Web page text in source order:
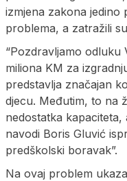
izmjena zakona jedino
problema, a zatražili
“Pozdravljamo odluku
miliona KM za
predstavlja značajan
djecu. Međutim, to na
nedostatka kapaciteta,
navodi Boris Gluvić
predškolski boravak”.
Na ovaj problem